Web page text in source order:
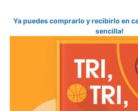
Ya puedes comprarlo y recibirlo en
sencilla!